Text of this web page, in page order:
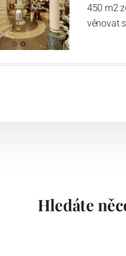
450 m2
věnovat
Hledáte